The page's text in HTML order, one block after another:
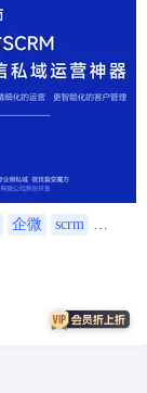
企微
scrm